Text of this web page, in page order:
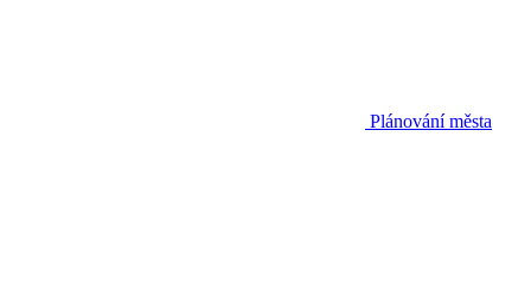
Plánování města